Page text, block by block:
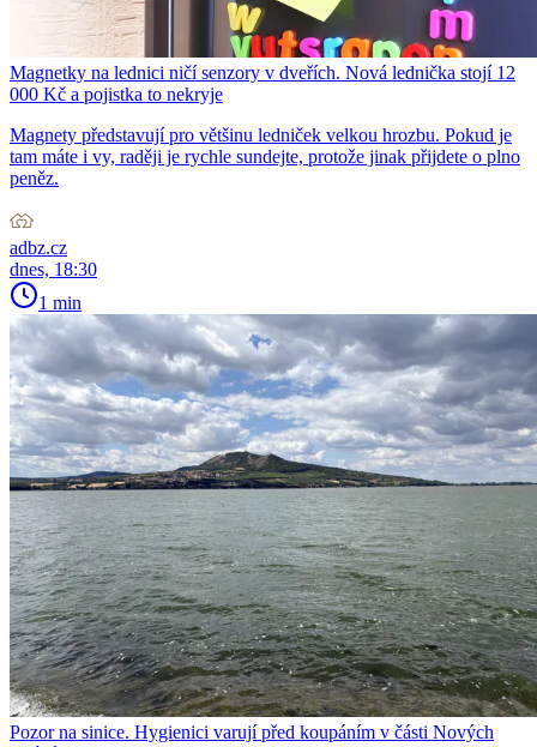
Magnetky na lednici ničí senzory v dveřích. Nová lednička stojí 12
000 Kč a pojistka to nekryje
Magnety představují pro většinu ledniček velkou hrozbu. Pokud je
tam máte i vy, raději je rychle sundejte, protože jinak přijdete o plno
peněz.
adbz.cz
dnes, 18:30
1 min
Pozor na sinice. Hygienici varují před koupáním v části Nových